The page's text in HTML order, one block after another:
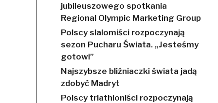
jubileuszowego spotkania
Regional Olympic Marketing Group
Polscy slalomiści rozpoczynają
sezon Pucharu Świata. „Jesteśmy
gotowi”
Najszybsze bliźniaczki świata jadą
zdobyć Madryt
Polscy triathloniści rozpoczynają